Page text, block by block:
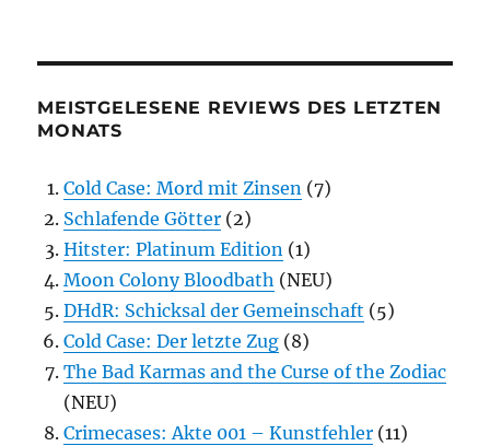
MEISTGELESENE REVIEWS DES LETZTEN
MONATS
Cold Case: Mord mit Zinsen (7)
Schlafende Götter (2)
Hitster: Platinum Edition (1)
Moon Colony Bloodbath (NEU)
DHdR: Schicksal der Gemeinschaft (5)
Cold Case: Der letzte Zug (8)
The Bad Karmas and the Curse of the Zodiac
(NEU)
Crimecases: Akte 001 – Kunstfehler (11)